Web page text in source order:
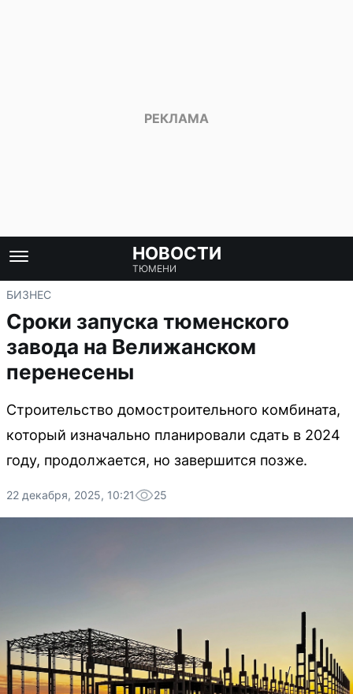
НОВОСТИ
ТЮМЕНИ
БИЗНЕС
Сроки запуска тюменского
завода на Велижанском
перенесены
Строительство домостроительного комбината,
который изначально планировали сдать в 2024
году, продолжается, но завершится позже.
22 декабря, 2025, 10:21 25